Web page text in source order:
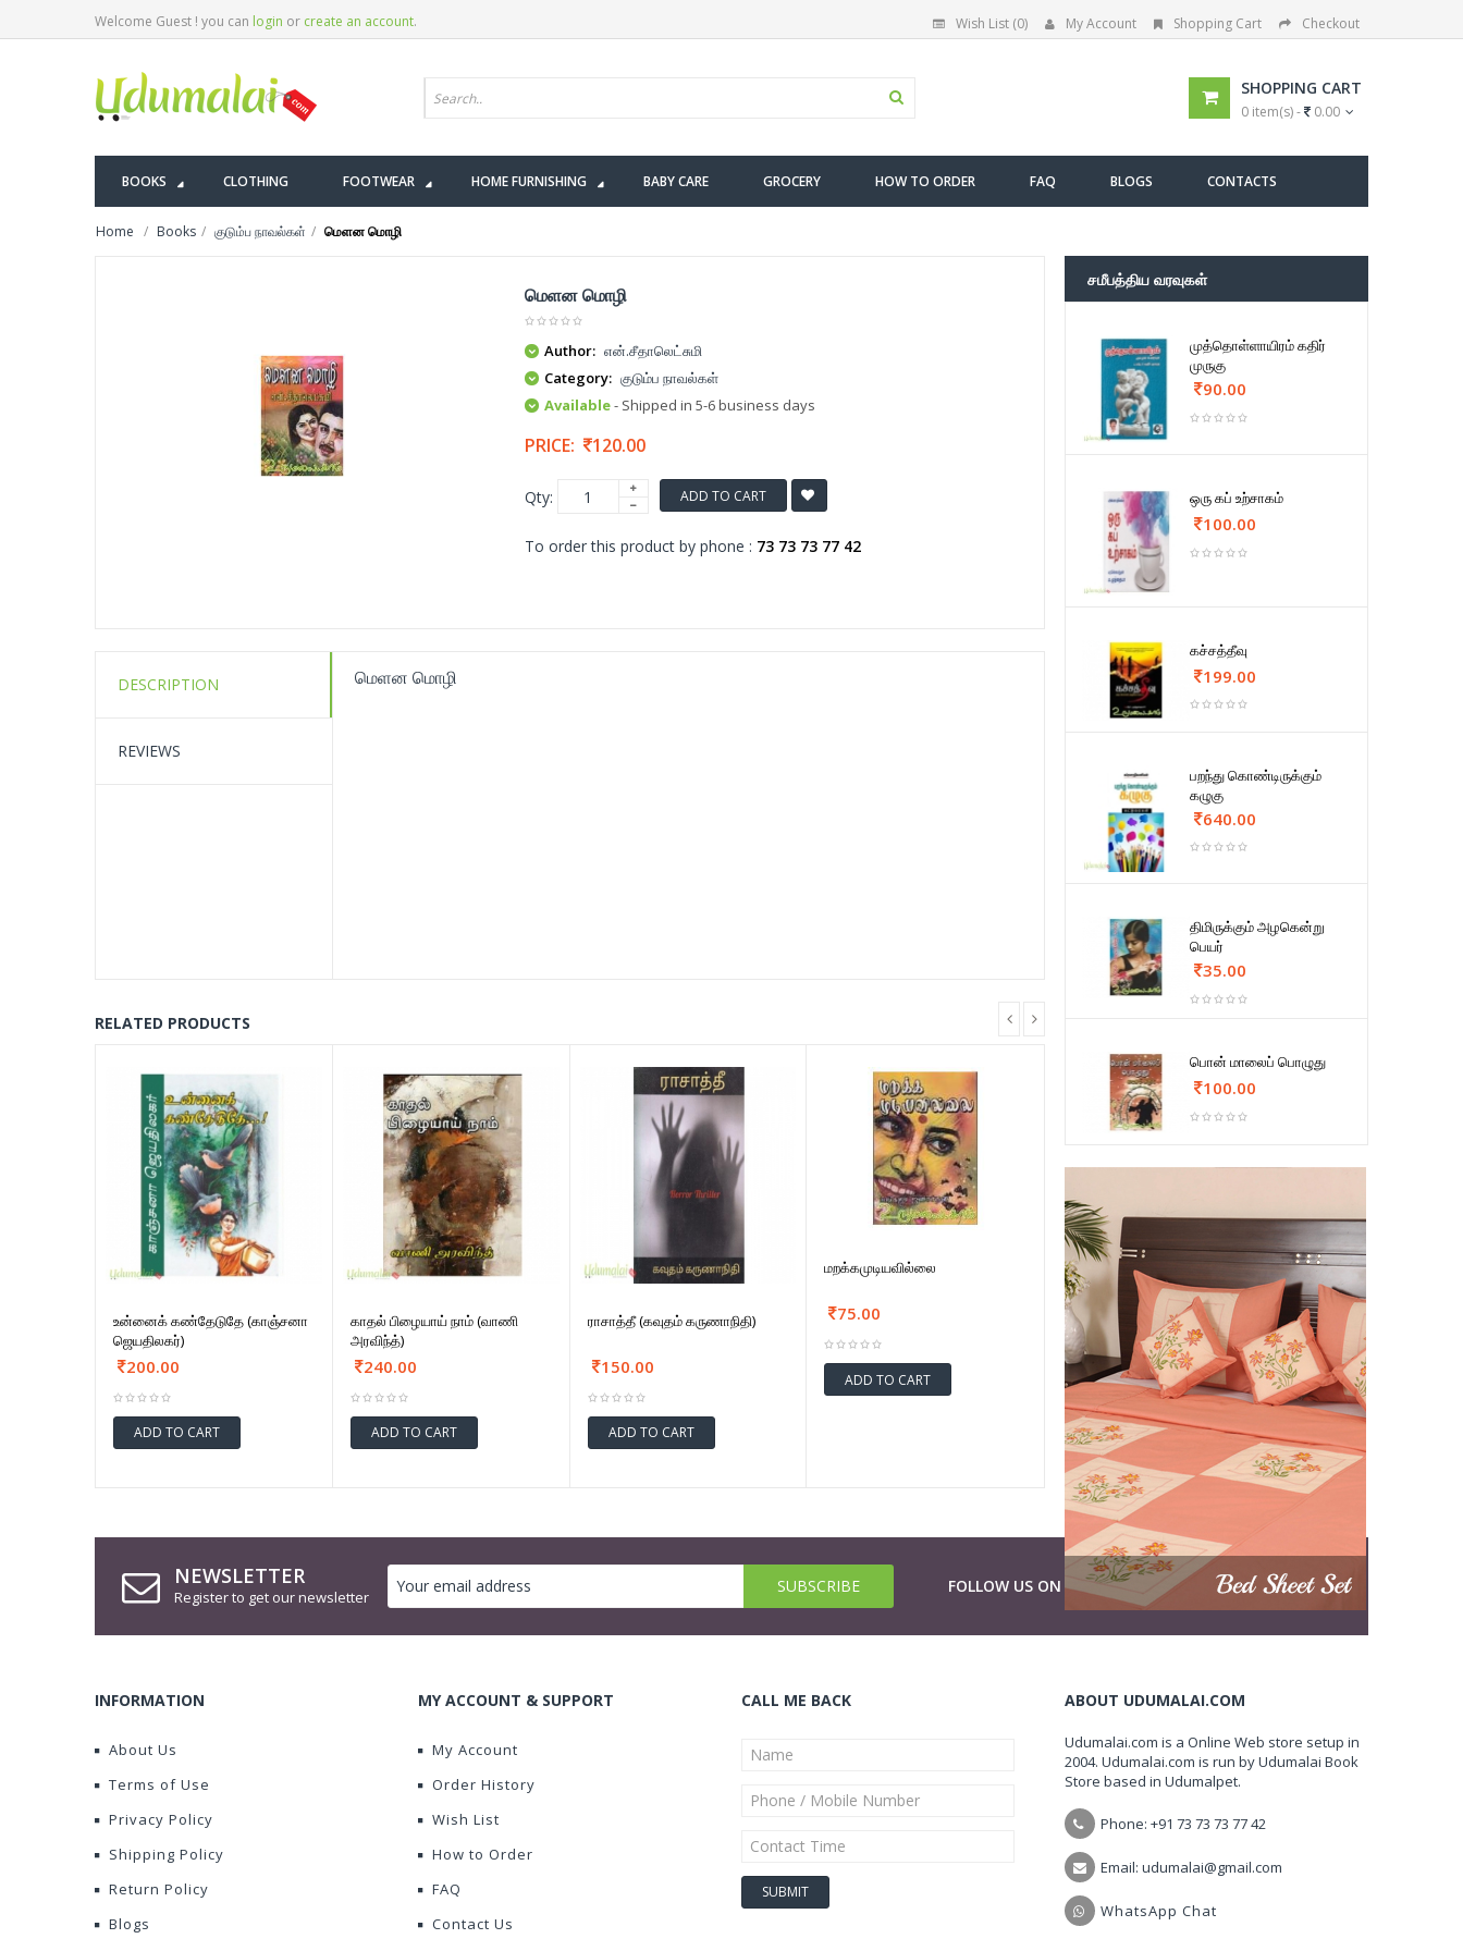
Welcome Guest ! you can login or create an account. Wish List (0) My Account Shopping Cart Checkout
SHOPPING CART
0 item(s) - 0.00
BOOKS CLOTHING FOOTWEAR HOME FURNISHING BABY CARE GROCERY HOW TO ORDER FAQ BLOGS CONTACTS
Home Books குடும்ப நாவல்கள் மெளன மொழி
மெளன மொழி
Author: என்.சீதாலெட்சுமி
Category: குடும்ப நாவல்கள்
Available- Shipped in 5-6 business days
PRICE: 120.00
Qty: ADD TO CART
To order this product by phone : 73 73 73 77 42
DESCRIPTION
REVIEWS
மெளன மொழி
RELATED PRODUCTS
உன்னைக் கண்தேடுதே (காஞ்சனா
ஜெயதிலகர்)
200.00
ADD TO CART
காதல் பிழையாய் நாம் (வாணி
அரவிந்த்)
240.00
ADD TO CART
ராசாத்தீ (கவுதம் கருணாநிதி)
150.00
ADD TO CART
மறக்கமுடியவில்லை
75.00
ADD TO CART
சமீபத்திய வரவுகள்
முத்தொள்ளாயிரம் கதிர்
முருகு
90.00
ஒரு கப் உற்சாகம்
100.00
கச்சத்தீவு
199.00
பறந்து கொண்டிருக்கும்
கழுகு
640.00
திமிருக்கும் அழகென்று
பெயர்
35.00
பொன் மாலைப் பொழுது
100.00
NEWSLETTER
Register to get our newsletter
FOLLOW US ON
INFORMATION
About Us
Terms of Use
Privacy Policy
Shipping Policy
Return Policy
Blogs
MY ACCOUNT & SUPPORT
My Account
Order History
Wish List
How to Order
FAQ
Contact Us
CALL ME BACK ABOUT UDUMALAI.COM
Udumalai.com is a Online Web store setup in
2004. Udumalai.com is run by Udumalai Book
Store based in Udumalpet.
Phone: +91 73 73 73 77 42
Email: udumalai@gmail.com
WhatsApp Chat